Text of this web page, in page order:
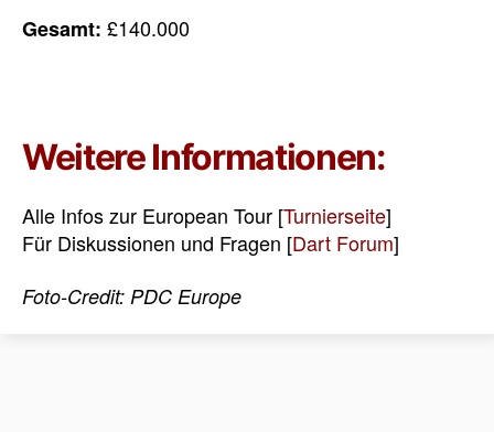
Gesamt: £140.000
Weitere Informationen:
Alle Infos zur European Tour [Turnierseite]
Für Diskussionen und Fragen [Dart Forum]
Foto-Credit: PDC Europe